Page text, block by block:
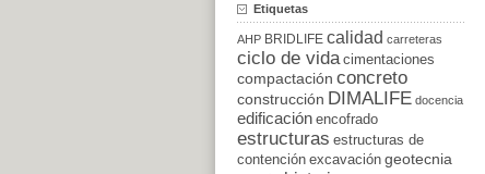
Etiquetas
AHP BRIDLIFE calidad carreteras
ciclo de vida cimentaciones
compactación concreto
construcción DIMALIFE docencia
edificación encofrado
estructuras estructuras de
contención excavación geotecnia